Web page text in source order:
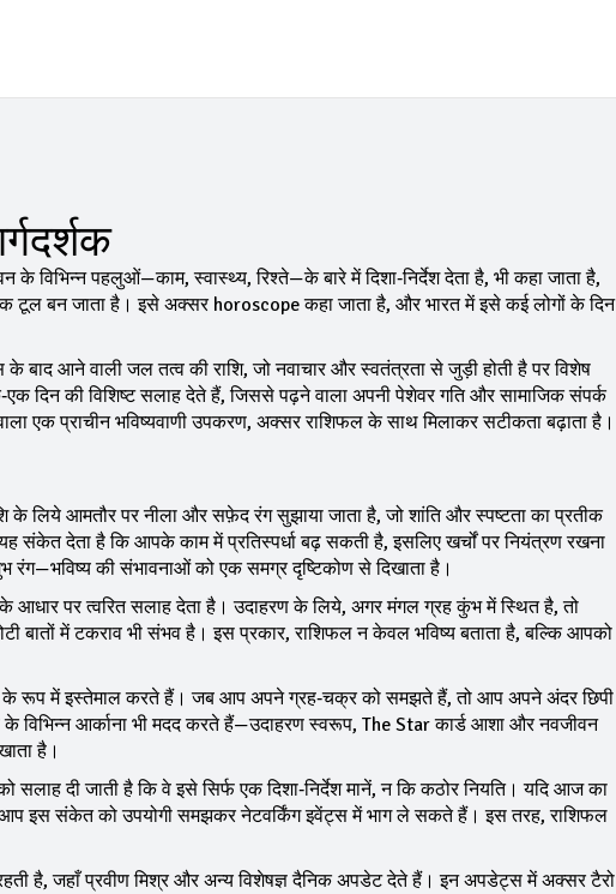
के विभिन्न पहलुओं—काम, स्वास्थ्य, रिश्ते—के बारे में दिशा‑निर्देश देता है, भी कहा जाता है,
टूल बन जाता है। इसे अक्सरhoroscopeकहा जाता है, और भारत में इसे कई लोगों के दिन
के बाद आने वाली जल तत्व की राशि, जो नवाचार और स्वतंत्रता से जुड़ी होती हैपर विशेष
दिन की विशिष्ट सलाह देते हैं, जिससे पढ़ने वाला अपनी पेशेवर गति और सामाजिक संपर्क
एक प्राचीन भविष्यवाणी उपकरण, अक्सर राशिफल के साथ मिलाकर सटीकता बढ़ाता है ।
लिये आमतौर पर नीला और सफ़ेद रंग सुझाया जाता है, जो शांति और स्पष्टता का प्रतीक
देता है कि आपके काम में प्रतिस्पर्धा बढ़ सकती है, इसलिए खर्चों पर नियंत्रण रखना
की संभावनाओं को एक समग्र दृष्टिकोण से दिखाता है।
पर त्वरित सलाह देता है। उदाहरण के लिये, अगर मंगल ग्रह कुंभ में स्थित है, तो
बातों में टकराव भी संभव है। इस प्रकार, राशिफल न केवल भविष्य बताता है, बल्कि आपको
रूप में इस्तेमाल करते हैं। जब आप अपने ग्रह‑चक्र को समझते हैं, तो आप अपने अंदर छिपी
विभिन्न आर्काना भी मदद करते हैं—उदाहरण स्वरूप, The Star कार्ड आशा और नवजीवन
है।
सलाह दी जाती है कि वे इसे सिर्फ एक दिशा‑निर्देश मानें, न कि कठोर नियति। यदि आज का
आप इस संकेत को उपयोगी समझकर नेटवर्किंग इवेंट्स में भाग ले सकते हैं। इस तरह, राशिफल
है, जहाँ प्रवीण मिश्र और अन्य विशेषज्ञ दैनिक अपडेट देते हैं। इन अपडेट्स में अक्सर टैरो